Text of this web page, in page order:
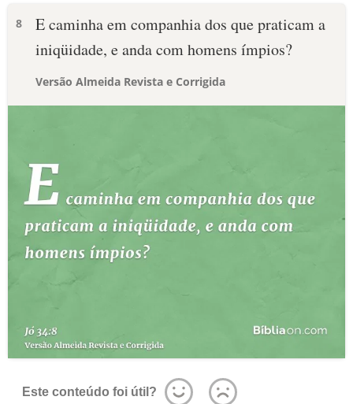
8
E caminha em companhia dos que praticam a
iniqüidade, e anda com homens ímpios?
Versão Almeida Revista e Corrigida
Este conteúdo foi útil?